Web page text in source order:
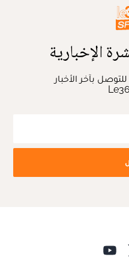
الإخبارية
بآخر الأخبار